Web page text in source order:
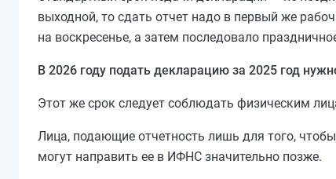
выходной, то сдать отчет надо в первый же
на воскресенье, а затем последовало
В 2026 году подать декларацию за 2025 год
Этот же срок следует соблюдать физическим
Лица, подающие отчетность лишь для того,
могут направить ее в ИФНС значительно позже.